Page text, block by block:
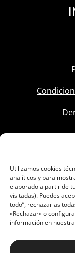
Utilizamos cookies
analíticos y para
elaborado a partir de
visitadas). Puedes
todo”, rechazarlas
«Rechazar» o
información en nuestra